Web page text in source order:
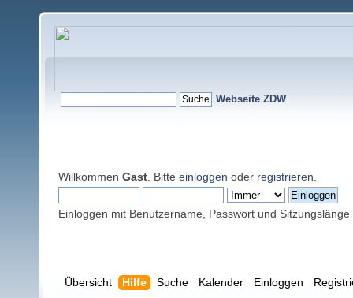
Webseite ZDW
Willkommen Gast . Bitte einloggen oder registrieren
Einloggen mit Benutzername, Passwort und Sitzungslänge
Übersicht Hilfe Suche Kalender Einloggen